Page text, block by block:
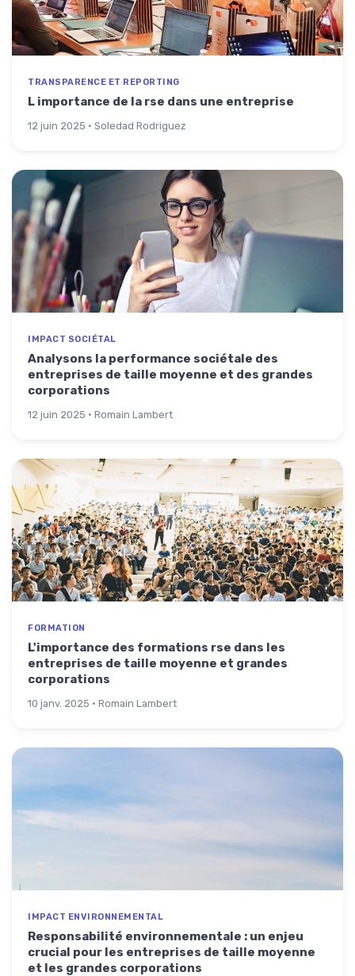
TRANSPARENCE ET REPORTING
L importance de la rse dans une entreprise
12 juin 2025 · Soledad Rodriguez
IMPACT SOCIÉTAL
Analysons la performance sociétale des
entreprises de taille moyenne et des grandes
corporations
12 juin 2025 · Romain Lambert
FORMATION
L'importance des formations rse dans les
entreprises de taille moyenne et grandes
corporations
10 janv. 2025 · Romain Lambert
IMPACT ENVIRONNEMENTAL
Responsabilité environnementale : un enjeu
crucial pour les entreprises de taille moyenne
et les grandes corporations